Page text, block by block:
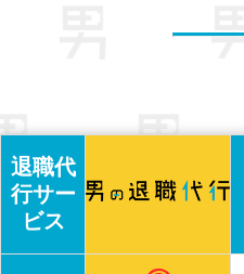
退職代
行サー
ビス